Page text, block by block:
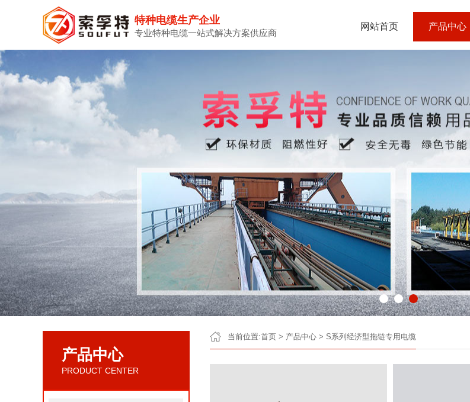
特种电缆生产企业
专业特种电缆一站式解决方案供应商
网站首页 产品中心
产品中心
PRODUCT CENTER
当前位置:首页 > 产品中心 > S系列经济型拖链专用电缆